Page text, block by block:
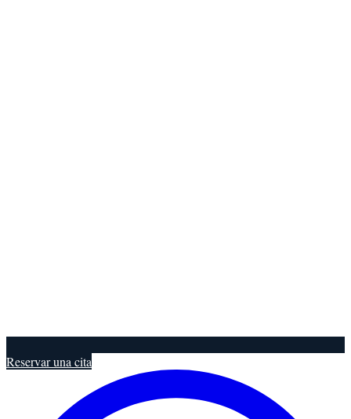
Reservar una cita